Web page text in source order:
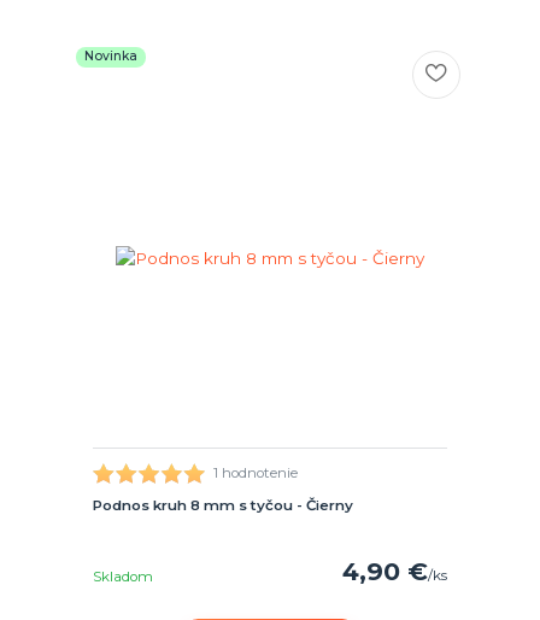
Novinka
1 hodnotenie
Podnos kruh 8 mm s tyčou - Čierny
4,90 €/ks
Skladom